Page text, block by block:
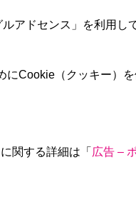
アドセンス」を利用し
にCookie（クッキー）
関する詳細は「 広告 –